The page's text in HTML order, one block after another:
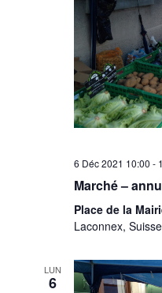
6 Déc 2021 10:00 -
Marché –
Place de la
Laconnex, Suisse
LUN
6